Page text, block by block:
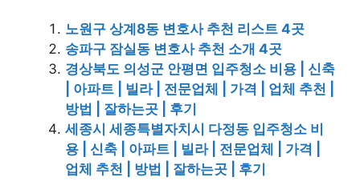
노원구 상계8동 변호사 추천 리스트 4곳
송파구 잠실동 변호사 추천 소개 4곳
경상북도 의성군 안평면 입주청소 비용 | 신축
| 아파트 | 빌라 | 전문업체 | 가격 | 업체 추천 |
방법 | 잘하는곳 | 후기
세종시 세종특별자치시 다정동 입주청소 비
용 | 신축 | 아파트 | 빌라 | 전문업체 | 가격 |
업체 추천 | 방법 | 잘하는곳 | 후기